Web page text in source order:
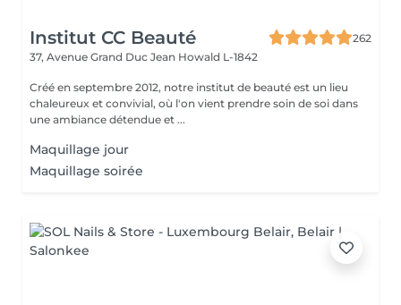
Institut CC Beauté
262
37, Avenue Grand Duc Jean Howald L-1842
Créé en septembre 2012, notre institut de beauté est un lieu
chaleureux et convivial, où l'on vient prendre soin de soi dans
une ambiance détendue et ...
Maquillage jour
Maquillage soirée